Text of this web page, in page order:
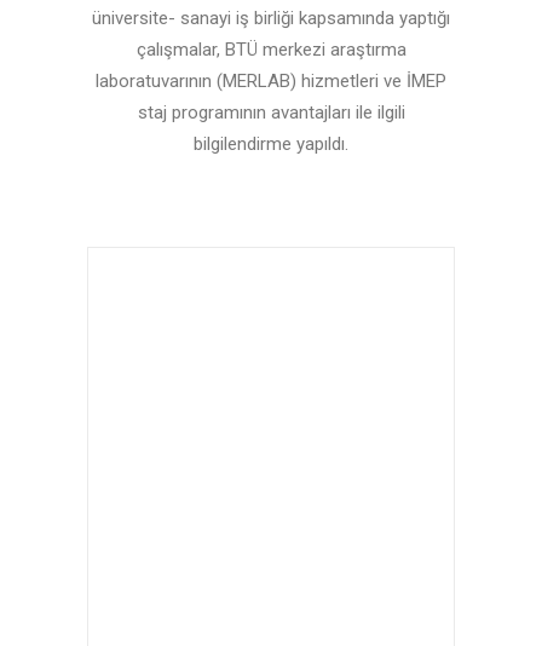
üniversite- sanayi iş birliği kapsamında yaptığı
çalışmalar, BTÜ merkezi araştırma
laboratuvarının (MERLAB) hizmetleri ve İMEP
staj programının avantajları ile ilgili
bilgilendirme yapıldı.